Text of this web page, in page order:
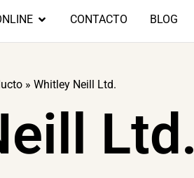
CONTACTO BLOG
» Whitley Neill Ltd.
Ltd.